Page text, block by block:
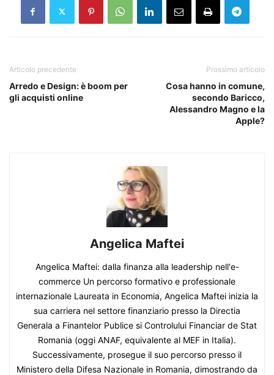
Articolo precedente
Arredo e Design: è boom per
gli acquisti online
Prossimo articolo
Cosa hanno in comune,
secondo Baricco,
Alessandro Magno e la
Apple?
Angelica Maftei
Angelica Maftei: dalla finanza alla leadership nell'e-
commerce Un percorso formativo e professionale
internazionale Laureata in Economia, Angelica Maftei inizia la
sua carriera nel settore finanziario presso la Directia
Generala a Finantelor Publice si Controlului Financiar de Stat
Romania (oggi ANAF, equivalente al MEF in Italia).
Successivamente, prosegue il suo percorso presso il
Ministero della Difesa Nazionale in Romania, dimostrando da